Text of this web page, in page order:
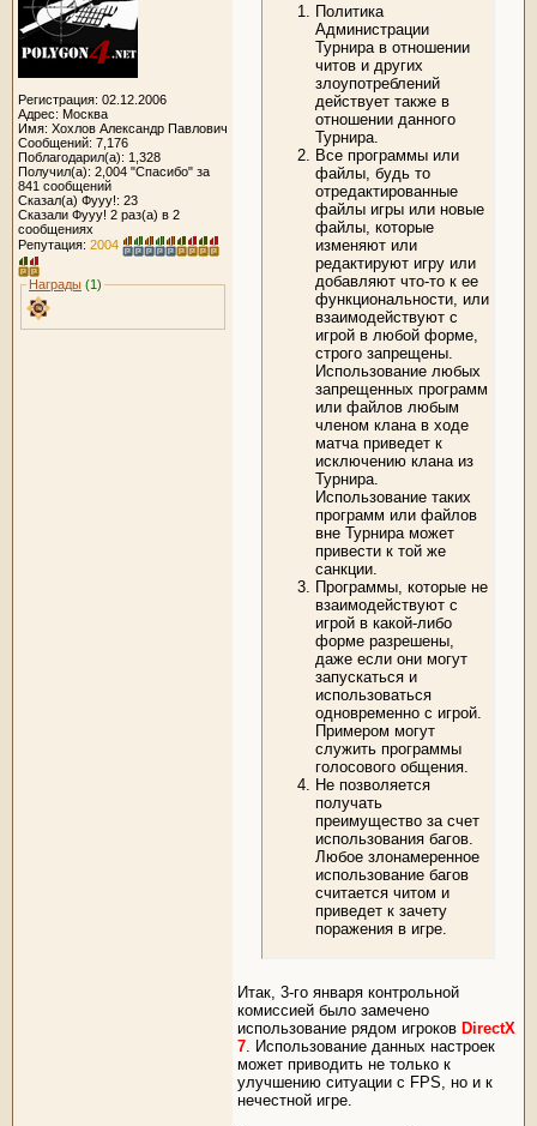
Регистрация: 02.12.2006
Адрес: Москва
Имя: Хохлов Александр Павлович
Сообщений: 7,176
Поблагодарил(а): 1,328
Получил(а): 2,004 "Спасибо" за
841 сообщений
Сказал(а) Фууу!: 23
Сказали Фууу! 2 раз(а) в 2
сообщениях
Репутация: 2004
Награды (1)
Политика
Администрации
Турнира в отношении
читов и других
злоупотреблений
действует также в
отношении данного
Турнира.
Все программы или
файлы, будь то
отредактированные
файлы игры или новые
файлы, которые
изменяют или
редактируют игру или
добавляют что-то к ее
функциональности, или
взаимодействуют с
игрой в любой форме,
строго запрещены.
Использование любых
запрещенных программ
или файлов любым
членом клана в ходе
матча приведет к
исключению клана из
Турнира.
Использование таких
программ или файлов
вне Турнира может
привести к той же
санкции.
Программы, которые не
взаимодействуют с
игрой в какой-либо
форме разрешены,
даже если они могут
запускаться и
использоваться
одновременно с игрой.
Примером могут
служить программы
голосового общения.
Не позволяется
получать
преимущество за счет
использования багов.
Любое злонамеренное
использование багов
считается читом и
приведет к зачету
поражения в игре.
Итак, 3-го января контрольной
комиссией было замечено
использование рядом игроков DirectX
7. Использование данных настроек
может приводить не только к
улучшению ситуации с FPS, но и к
нечестной игре.